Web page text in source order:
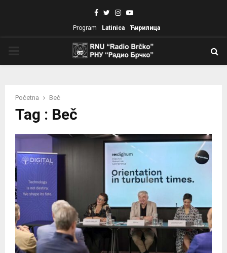
Facebook
TwitterInstagram
Youtube
Program Latinica Ћирилица
Početna Beč
Tag : Beč